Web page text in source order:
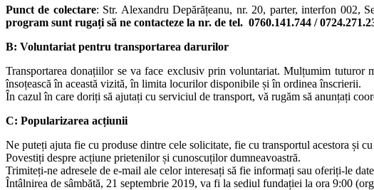
Punct de colectare: Str. Alexandru Depărățeanu, nr. 20, parter, interfon 002,
program sunt rugați să ne contacteze la nr. de tel. 0760.141.744 /
B: Voluntariat pentru transportarea darurilor
Transportarea donațiilor se va face exclusiv prin voluntariat. Mulțumim tuturor
însoțească în această vizită, în limita locurilor disponibile și în ordinea înscrierii.
În cazul în care doriți să ajutați cu serviciul de transport, vă rugăm să anunțați
C: Popularizarea acțiunii
Ne puteți ajuta fie cu produse dintre cele solicitate, fie cu transportul acestora și
Povestiți despre acțiune prietenilor și cunoscuților dumneavoastră.
Trimiteți-ne adresele de e-mail ale celor interesați să fie informați sau oferiți-le
Întâlnirea de sâmbătă, 21 septembrie 2019, va fi la sediul fundației la ora 9:00